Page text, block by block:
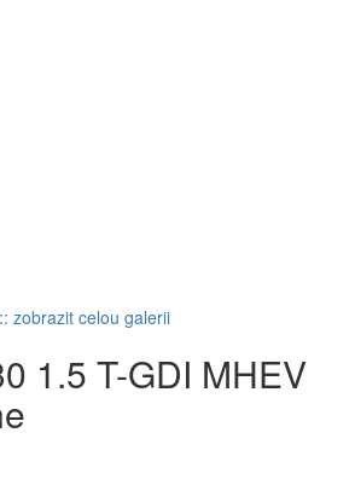
:: zobrazit celou galerii
1.5 T-GDI MHEV